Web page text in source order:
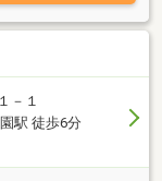
－１
駅 徒歩6分